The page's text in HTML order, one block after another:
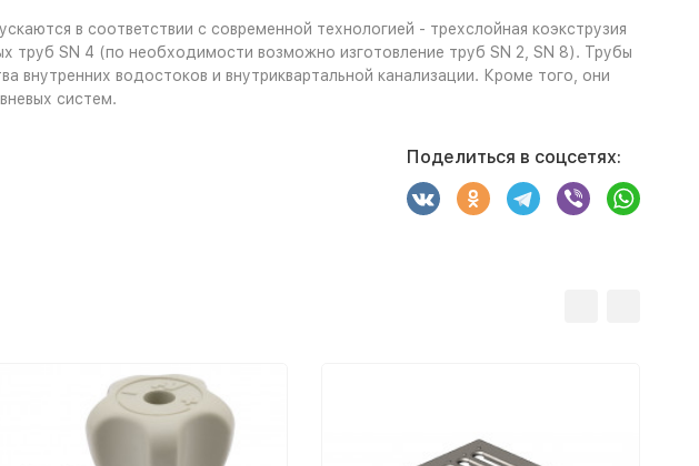
в соответствии с современной технологией - трехслойная коэкструзия
труб SN 4 (по необходимости возможно изготовление труб SN 2, SN 8). Трубы
водостоков и внутриквартальной канализации. Кроме того, они
систем.
Поделиться в соцсетях: